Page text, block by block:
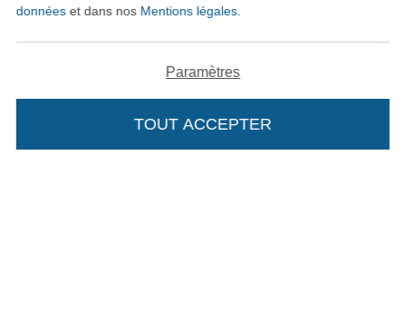
Nederlands
Passer à la boutique
Français
Passer à la
donnéeset dans nos Mentions légales.
Paramètres
TOUT ACCEPTER